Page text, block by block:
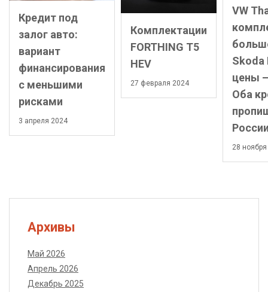
Кредит под
залог авто:
вариант
финансирования
с меньшими
рисками
3 апреля 2024
Комплектации
FORTHING T5
HEV
27 февраля 2024
VW
Skoda
цены
Оба
28
Архивы
Май 2026
Апрель 2026
Декабрь 2025